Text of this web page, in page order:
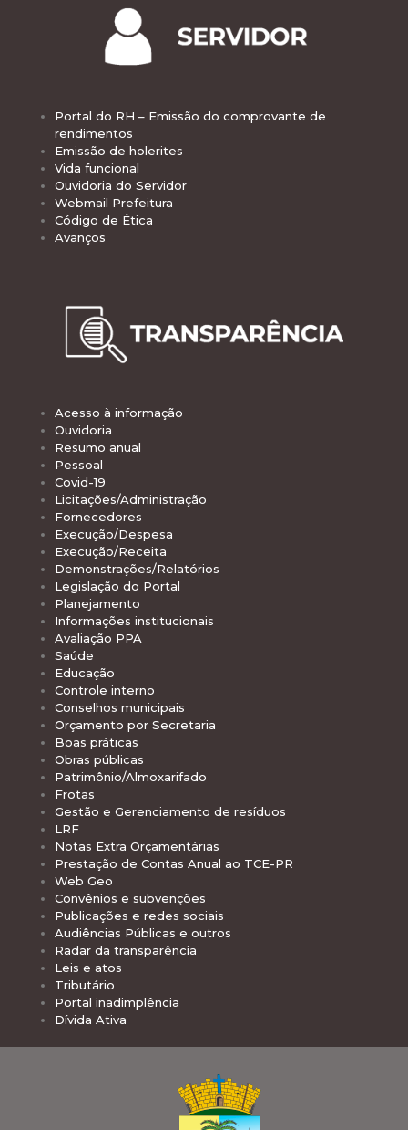
Portal do RH – Emissão do comprovante de
rendimentos
Emissão de holerites
Vida funcional
Ouvidoria do Servidor
Webmail Prefeitura
Código de Ética
Avanços
Acesso à informação
Ouvidoria
Resumo anual
Pessoal
Covid-19
Licitações/Administração
Fornecedores
Execução/Despesa
Execução/Receita
Demonstrações/Relatórios
Legislação do Portal
Planejamento
Informações institucionais
Avaliação PPA
Saúde
Educação
Controle interno
Conselhos municipais
Orçamento por Secretaria
Boas práticas
Obras públicas
Patrimônio/Almoxarifado
Frotas
Gestão e Gerenciamento de resíduos
LRF
Notas Extra Orçamentárias
Prestação de Contas Anual ao TCE-PR
Web Geo
Convênios e subvenções
Publicações e redes sociais
Audiências Públicas e outros
Radar da transparência
Leis e atos
Tributário
Portal inadimplência
Dívida Ativa